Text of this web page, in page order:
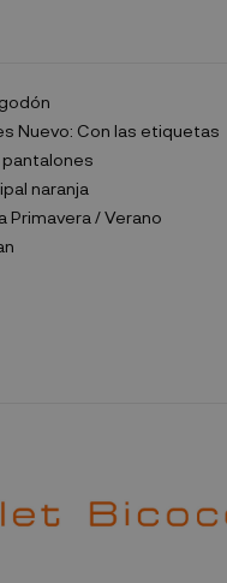
Nuevo: Con las etiquetas
pantalones
naranja
Primavera / Verano